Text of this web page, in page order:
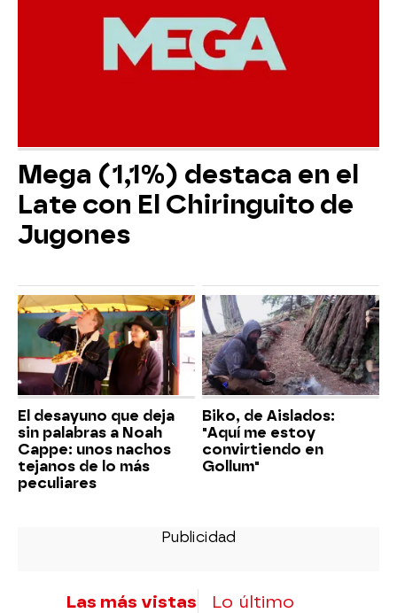
Mega (1,1%) destaca en el
Late con El Chiringuito de
Jugones
El desayuno que deja
sin palabras a Noah
Cappe: unos nachos
tejanos de lo más
peculiares
Biko, de Aislados:
"Aquí me estoy
convirtiendo en
Gollum"
Las más vistas Lo último